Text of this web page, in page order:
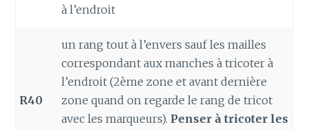
à l’endroit
R40
un rang tout à l’envers sauf les mailles
correspondant aux manches à tricoter à
l’endroit (2ème zone et avant dernière
zone quand on regarde le rang de tricot
avec les marqueurs). Penser à tricoter les